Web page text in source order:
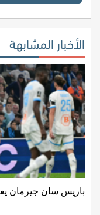
الأخبار المشابهة
باريس سان جيرمان